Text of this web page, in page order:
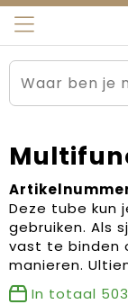
Sportkleding
Werkkleding
Kleding en
Tassen
Beurs en
Carnaval
Dag van de
Arnauld
Ons team
Contact
Blogs
Deze tube kun
gebruiken. Als
vast te binden
manieren.
In totaal